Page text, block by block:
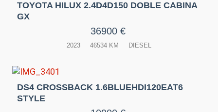
TOYOTA HILUX 2.4D4D150 DOBLE CABINA
GX
36900 €
2023 46534 KM DIESEL
DS4 CROSSBACK 1.6BLUEHDI120EAT6
STYLE